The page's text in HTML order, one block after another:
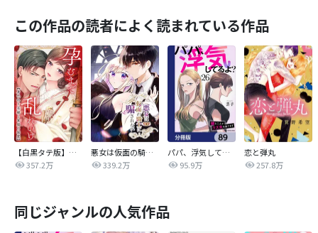
この作品の読者によく読まれている作品
【白黒タテ版】孕むまで乱れいけ～身代わり花嫁と軍服の猛愛
357.2万
悪女は仮面の騎士に騙されない
339.2万
パパ、浮気してるよ？娘と二人でクズ夫を捨てます【分冊版】
95.9万
恋と弾丸
257.8万
同じジャンルの人気作品